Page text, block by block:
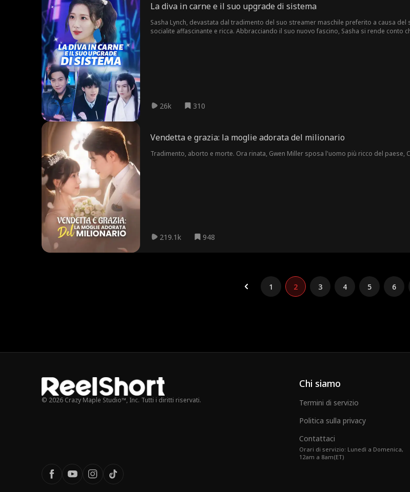
La diva in carne e il suo upgrade di sistema
Sasha Lynch, devastata dal tradimento del suo streamer maschile preferito a causa
socialite affascinante e ricca. Abbracciando il suo nuovo fascino, Sasha si rende
26k 310
Vendetta e grazia: la moglie adorata del milionario
Tradimento, aborto e morte. Ora rinata, Gwen Miller sposa l'uomo più ricco del paese,
219.1k 948
1 2 3 4 5 6
© 2026 Crazy Maple Studio™, Inc. Tutti i diritti riservati.
Chi siamo
Termini di servizio
Politica sulla privacy
Contattaci
Orari di servizio: Lunedì a Domenica,
12am a 8am(ET)